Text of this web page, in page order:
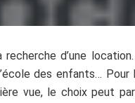
d’une
des enfants…
vue, le choix peut